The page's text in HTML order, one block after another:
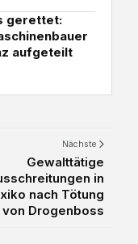
gerettet:
aufgeteilt
Nächste
Gewalttätige
in
nach Tötung
von Drogenboss